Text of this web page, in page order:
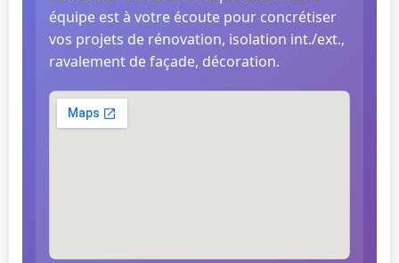
équipe est à votre écoute pour concrétiser
vos projets de rénovation, isolation int./ext.,
ravalement de façade, décoration.